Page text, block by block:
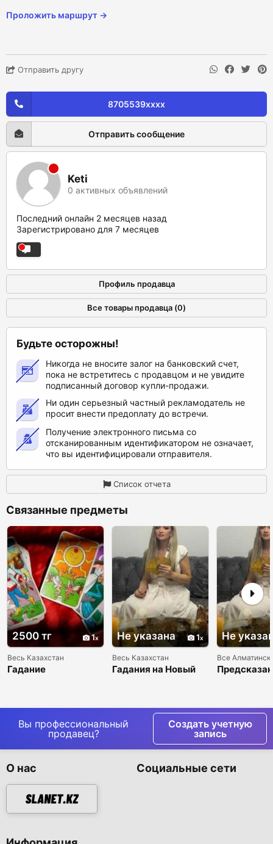
Проложить маршрут →
Отправить другу
8705539xxxx
Отправить сообщение
Keti
0 активных объявлений
Последний онлайн 2 месяцев назад
Зарегистрировано для 7 месяцев
Профиль продавца
Все товары продавца (0)
Будьте осторожны!
Никогда не вносите залог на банковский счет,
пока не встретитесь с продавцом и не увидите
подписанный договор купли-продажи.
Ни один серьезный частный рекламодатель не
просит внести предоплату до встречи.
Получение электронного письма со
отсканированным идентификатором не означает,
что вы идентифицировали отправителя.
Список отчета
Связанные предметы
2500 тг 1
Весь Казахстан
Гадание
Не указана 1
Весь Казахстан
Гадания на Новый
Не
Все
Вы профессиональный
продавец?
Создать учетную
запись
О нас Социальные сети